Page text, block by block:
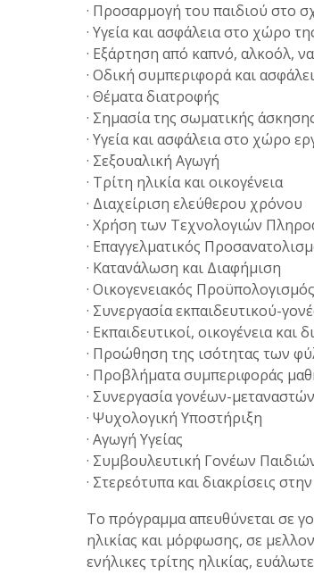
· Προσαρμογή του παιδιού στο
· Υγεία και ασφάλεια στο χώρο
· Εξάρτηση από καπνό, αλκοόλ,
· Οδική συμπεριφορά και
· Θέματα διατροφής
· Σημασία της σωματικής
· Υγεία και ασφάλεια στο χώρο
· Σεξουαλική Αγωγή
· Τρίτη ηλικία και οικογένεια
· Διαχείριση ελεύθερου χρόνου
· Χρήση των Τεχνολογιών
· Επαγγελματικός
· Κατανάλωση και Διαφήμιση
· Οικογενειακός Προϋπολογισμός
· Συνεργασία εκπαιδευτικού-
· Εκπαιδευτικοί, οικογένεια και
· Προώθηση της ισότητας των
· Προβλήματα συμπεριφοράς
· Συνεργασία γονέων-μεταναστών
· Ψυχολογική Υποστήριξη
· Αγωγή Υγείας
· Συμβουλευτική Γονέων
· Στερεότυπα και διακρίσεις
Το πρόγραμμα απευθύνεται σε
ηλικίας και μόρφωσης, σε
ενήλικες τρίτης ηλικίας,